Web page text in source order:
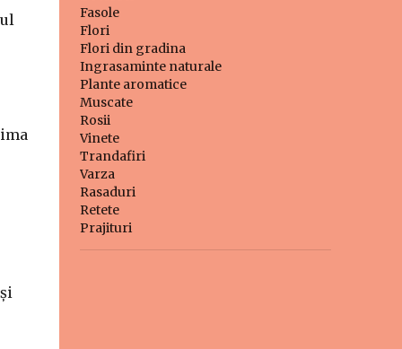
Fasole
Flori
Flori din gradina
Ingrasaminte naturale
Plante aromatice
Muscate
Rosii
Vinete
Trandafiri
Varza
Rasaduri
Retete
Prajituri